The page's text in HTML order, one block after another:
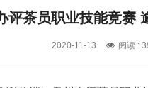
评茶员职业技能竞赛
2020-11-13 阅读 :